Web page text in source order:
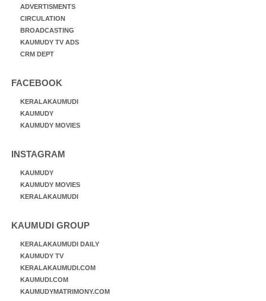
ADVERTISMENTS
CIRCULATION
BROADCASTING
KAUMUDY TV ADS
CRM DEPT
FACEBOOK
KERALAKAUMUDI
KAUMUDY
KAUMUDY MOVIES
INSTAGRAM
KAUMUDY
KAUMUDY MOVIES
KERALAKAUMUDI
KAUMUDI GROUP
KERALAKAUMUDI DAILY
KAUMUDY TV
KERALAKAUMUDI.COM
KAUMUDI.COM
KAUMUDYMATRIMONY.COM